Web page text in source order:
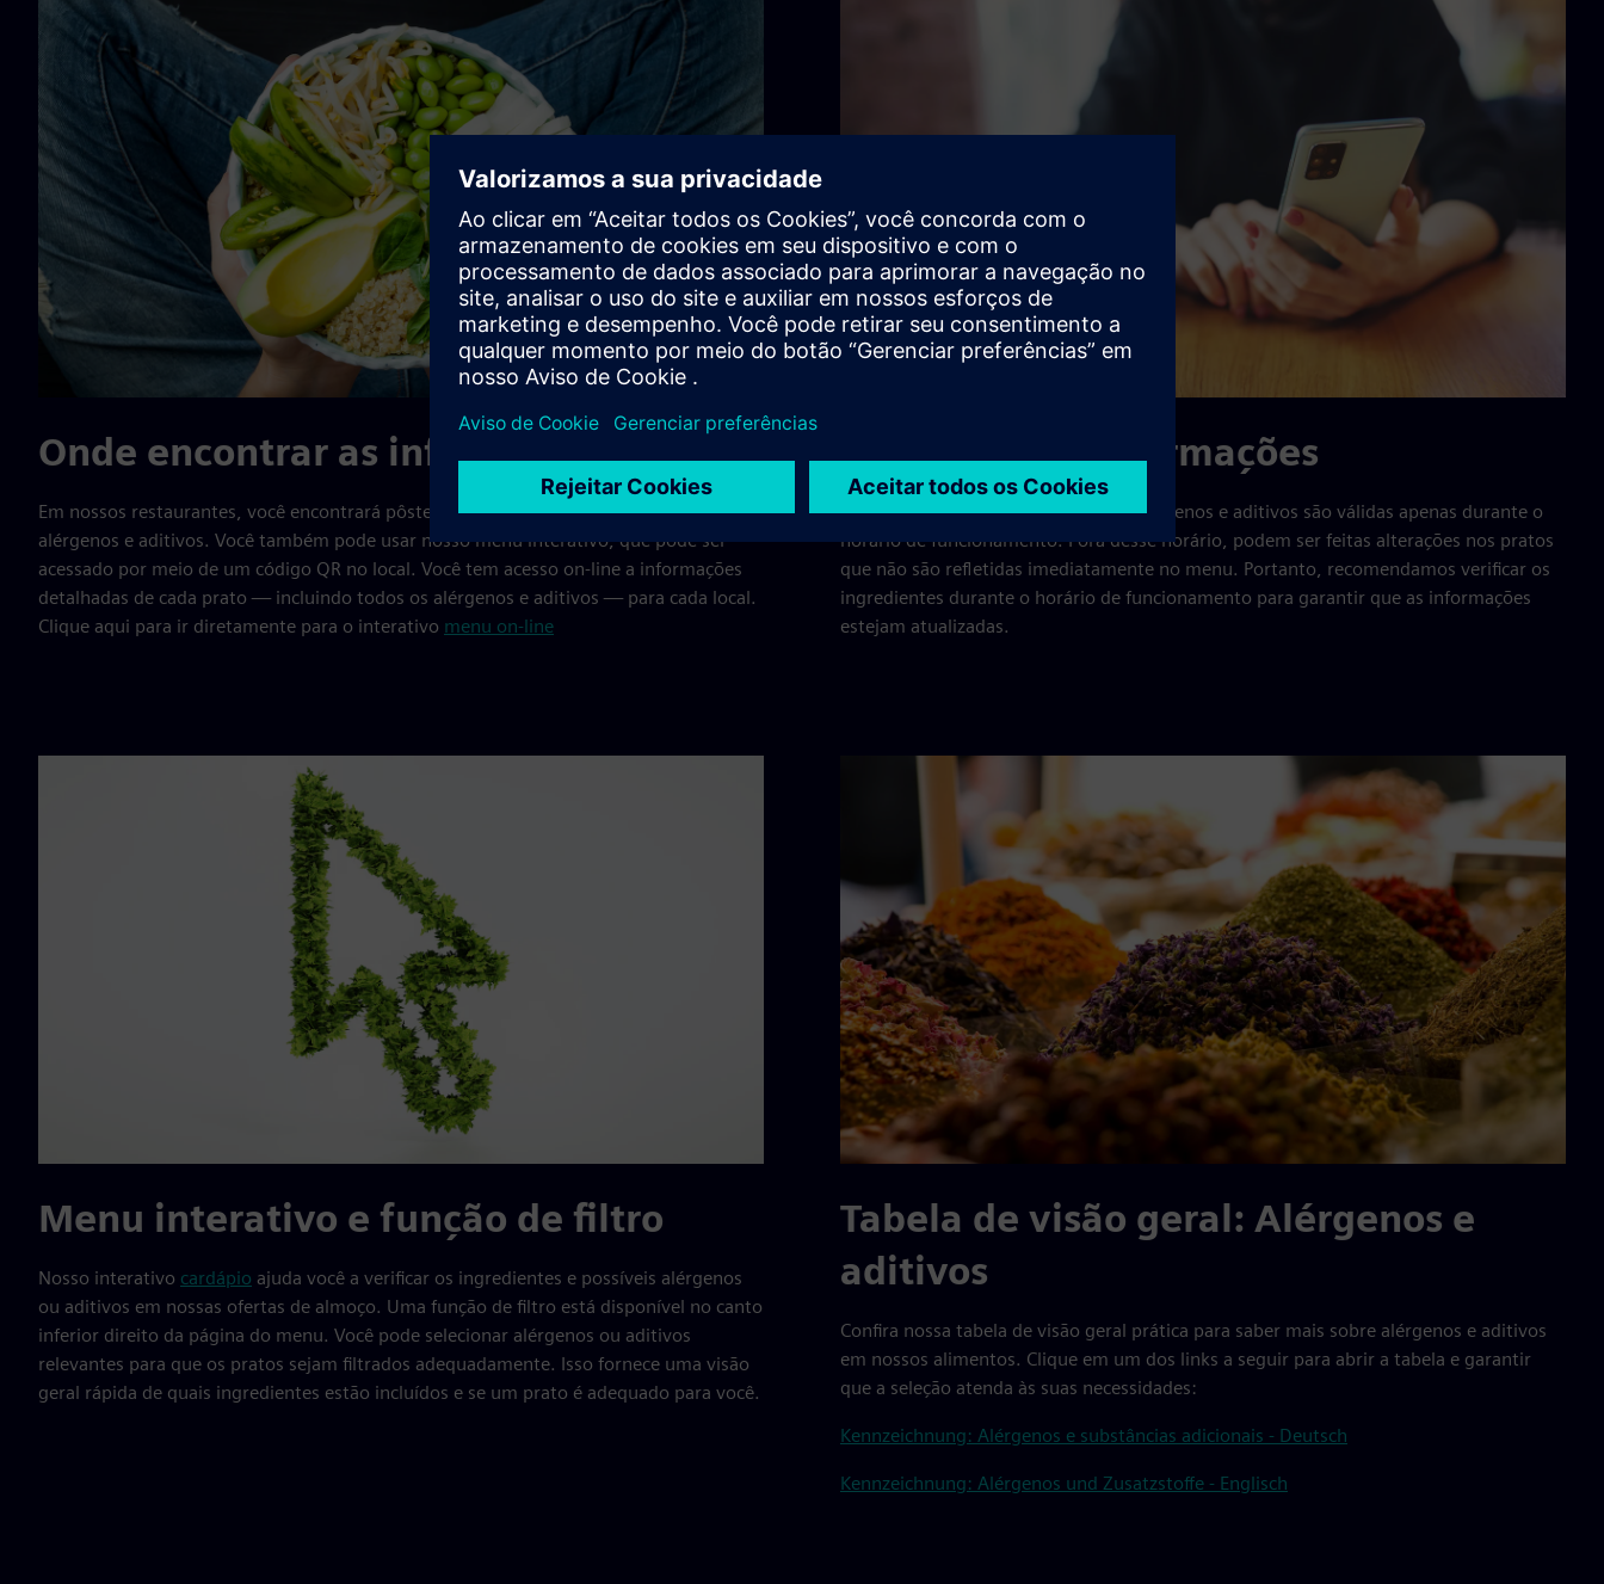
Onde encontrar as informações
Em nossos restaurantes, você encontrará pôsteres que definem claramente todos os
alérgenos e aditivos. Você também pode usar nosso menu interativo, que pode ser
acessado por meio de um código QR no local. Você tem acesso on-line a informações
detalhadas de cada prato — incluindo todos os alérgenos e aditivos — para cada local.
Clique aqui para ir diretamente para o interativo menu on-line
Validade das informações
Observe que as informações sobre alérgenos e aditivos são válidas apenas durante o
horário de funcionamento. Fora desse horário, podem ser feitas alterações nos pratos
que não são refletidas imediatamente no menu. Portanto, recomendamos verificar os
ingredientes durante o horário de funcionamento para garantir que as informações
estejam atualizadas.
Menu interativo e função de filtro
Nosso interativo cardápio ajuda você a verificar os ingredientes e possíveis alérgenos
ou aditivos em nossas ofertas de almoço. Uma função de filtro está disponível no canto
inferior direito da página do menu. Você pode selecionar alérgenos ou aditivos
relevantes para que os pratos sejam filtrados adequadamente. Isso fornece uma visão
geral rápida de quais ingredientes estão incluídos e se um prato é adequado para você.
Tabela de visão geral: Alérgenos e
aditivos
Confira nossa tabela de visão geral prática para saber mais sobre alérgenos e aditivos
em nossos alimentos. Clique em um dos links a seguir para abrir a tabela e garantir
que a seleção atenda às suas necessidades:
Kennzeichnung: Alérgenos e substâncias adicionais - Deutsch
Kennzeichnung: Alérgenos und Zusatzstoffe - Englisch